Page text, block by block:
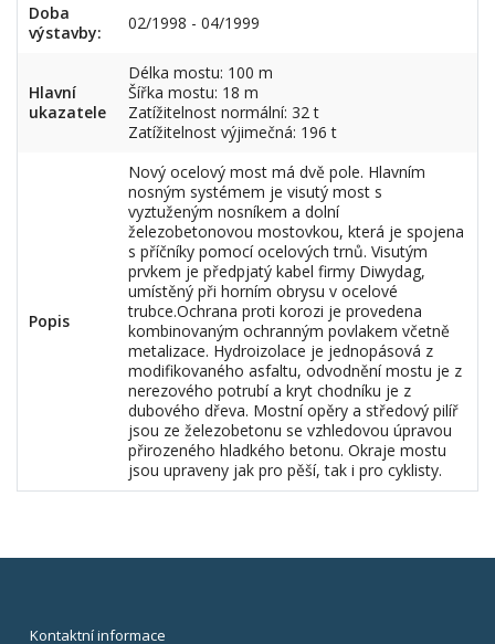
Doba
výstavby:
02/1998 - 04/1999
Hlavní
ukazatele
Délka mostu: 100 m
Šířka mostu: 18 m
Zatížitelnost normální: 32 t
Zatížitelnost výjimečná: 196 t
Popis
Nový ocelový most má dvě pole. Hlavním
nosným systémem je visutý most s
vyztuženým nosníkem a dolní
železobetonovou mostovkou, která je spojena
s příčníky pomocí ocelových trnů. Visutým
prvkem je předpjatý kabel firmy Diwydag,
umístěný při horním obrysu v ocelové
trubce.Ochrana proti korozi je provedena
kombinovaným ochranným povlakem včetně
metalizace. Hydroizolace je jednopásová z
modifikovaného asfaltu, odvodnění mostu je z
nerezového potrubí a kryt chodníku je z
dubového dřeva. Mostní opěry a středový pilíř
jsou ze železobetonu se vzhledovou úpravou
přirozeného hladkého betonu. Okraje mostu
jsou upraveny jak pro pěší, tak i pro cyklisty.
Kontaktní informace